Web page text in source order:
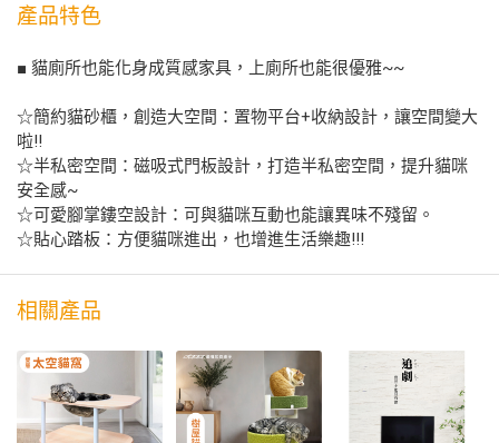
產品特色
■ 貓廁所也能化身成質感家具，上廁所也能很優雅~~
☆簡約貓砂櫃，創造大空間：置物平台+收納設計，讓空間變大
啦!!
☆半私密空間：磁吸式門板設計，打造半私密空間，提升貓咪
安全感~
☆可愛腳掌鏤空設計：可與貓咪互動也能讓異味不殘留。
☆貼心踏板：方便貓咪進出，也增進生活樂趣!!!
相關產品